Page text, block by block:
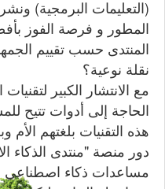
(التعليمات البرمجية)
المطور و فرصة الفوز
المنتدى حسب تقييم
نقلة نوعية؟
مع الانتشار الكبير
الحاجة إلى أدوات تتيح
هذه التقنيات بلغتهم
دور منصة "منتدى الذكاء
مساعدات ذكاء